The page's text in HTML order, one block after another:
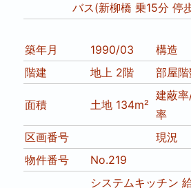
バス(新柳橋 乗15分 停
築年月 1990/03 構造
階建
地上 2階 部屋階
面積 土地 134m²
建蔽
率
区画番号
現況
物件番号
No.219
システムキッチン